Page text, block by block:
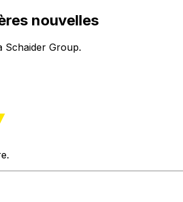
nouvelles
Schaider Group.
.